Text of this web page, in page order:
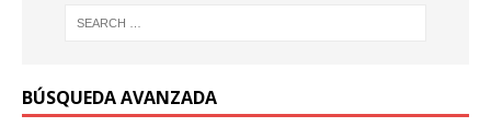
BÚSQUEDA AVANZADA